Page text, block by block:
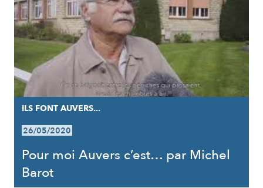
ILS FONT AUVERS...
26/05/2020
Pour moi Auvers c’est… par Michel
Barot